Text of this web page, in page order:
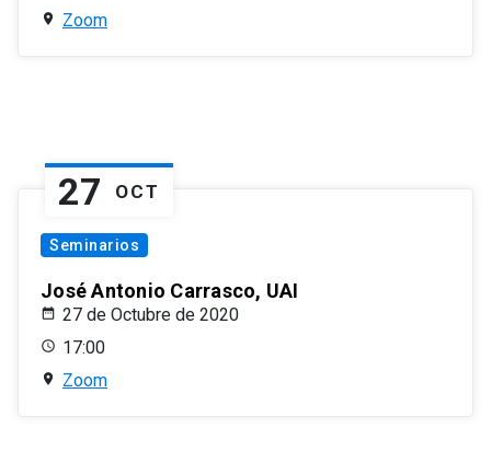
Zoom
27 OCT
Seminarios
José Antonio Carrasco, UAI
27 de Octubre de 2020
17:00
Zoom